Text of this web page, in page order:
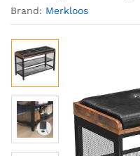
Brand: Merkloos